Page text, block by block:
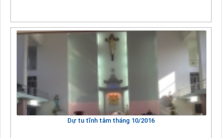
Dự tu tĩnh tâm tháng 10/2016